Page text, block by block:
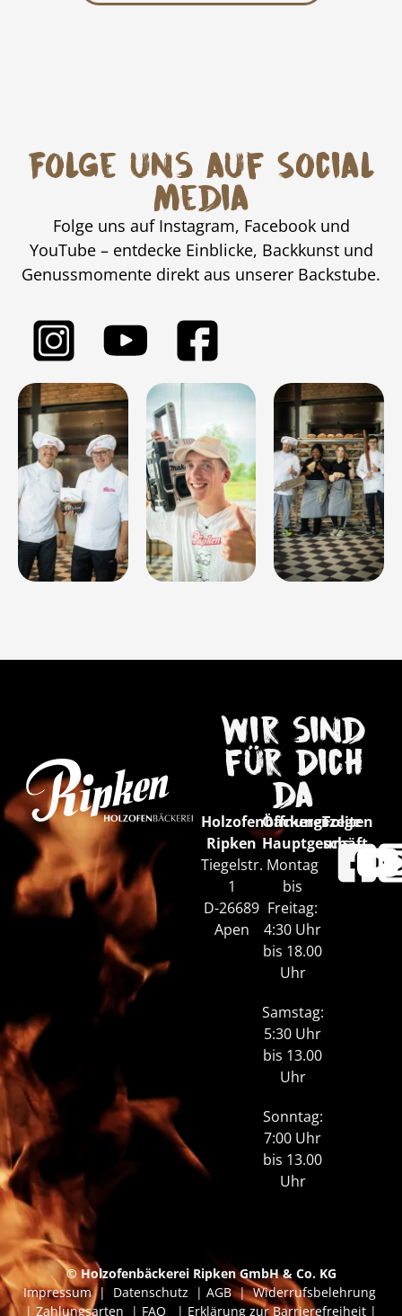
Folge uns auf Social
Media
Folge uns auf Instagram, Facebook und
YouTube – entdecke Einblicke, Backkunst und
Genussmomente direkt aus unserer Backstube.
Wir sind
für Dich
da
Holzofenbäckerei
Ripken
Tiegelstr.
1
D-26689
Apen
Öffnungszeiten
Hauptgeschäft
Montag
bis
Freitag:
4:30 Uhr
bis 18.00
Uhr
Samstag:
5:30 Uhr
bis 13.00
Uhr
Sonntag:
7:00 Uhr
bis 13.00
Uhr
Folge
uns
© Holzofenbäckerei Ripken GmbH & Co. KG
Impressum| Datenschutz | AGB|Widerrufsbelehrung
| Zahlungsarten | FAQ | Erklärung zur Barrierefreiheit |